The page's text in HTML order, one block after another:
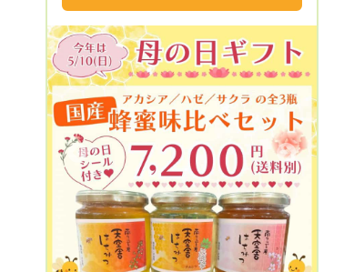
蜂と垣根ぶどう栽培を展開し、はちみつと
ワイン、ジュースといった農産加工品を生
み出しています。 南アルプス市内に点
在している畑では、飯野地区の畑では棚栽
培の甲州ぶどうとマスカット・ベーリー
A、桃園地区の畑では百目柿、上宮地地区
の畑では桃と平核無柿・キウイ、落合地区
の畑ではスモモの貴陽、南湖地区の畑では
シャインマスカット、と土地の適正に合わ
せ品種を変えて栽培しています。 幅広
い栽培品種と農産加工品により、通年に渡
って南アルプス天空舎のブランドの味を楽
しんでいただいています。拠点の天空の地
では、農地キャンプや農業体験、BBQもで
Next